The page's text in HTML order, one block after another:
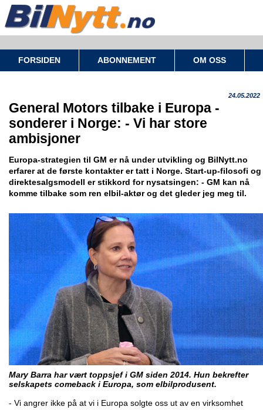
FORSIDEN ABONNEMENT OM OSS
24.05.2022
General Motors tilbake i Europa -
sonderer i Norge: - Vi har store
ambisjoner
Europa-strategien til GM er nå under utvikling og BilNytt.no
erfarer at de første kontakter er tatt i Norge. Start-up-filosofi og
direktesalgsmodell er stikkord for nysatsingen: - GM kan nå
komme tilbake som ren elbil-aktør og det gleder jeg meg til.
Mary Barra har vært toppsjef i GM siden 2014. Hun bekrefter
selskapets comeback i Europa, som elbilprodusent.
- Vi angrer ikke på at vi i Europa solgte oss ut av en virksomhet